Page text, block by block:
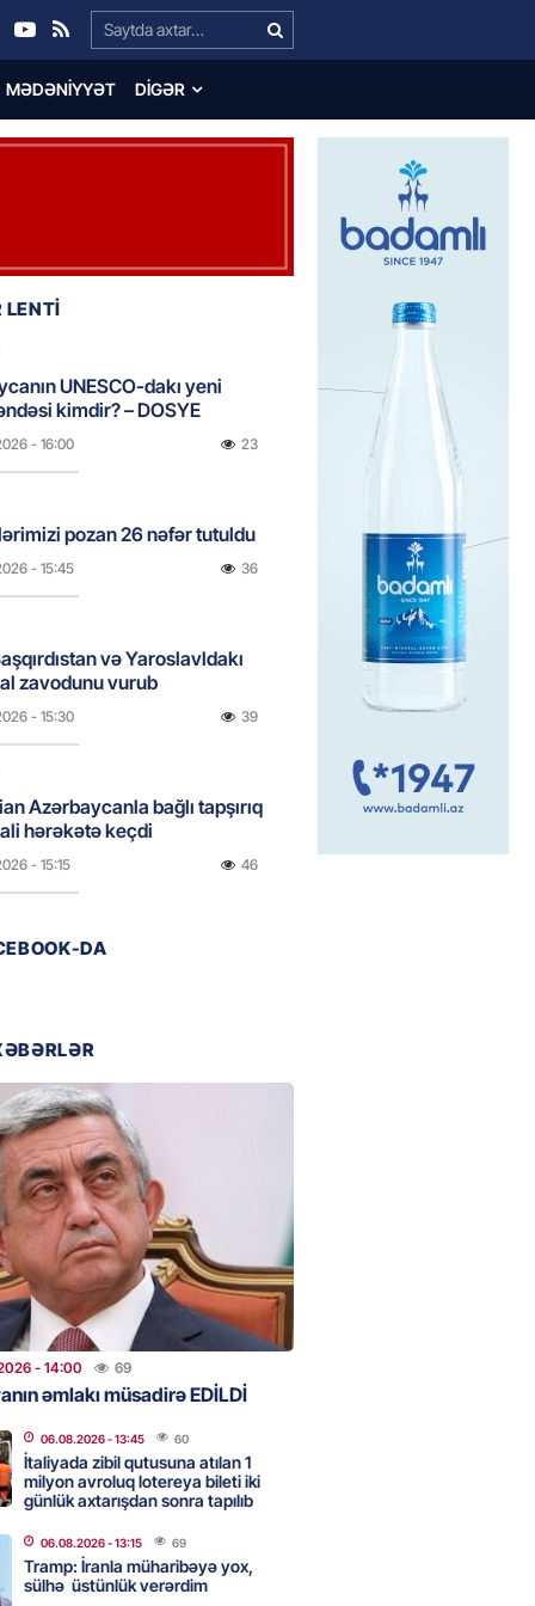
Search…
MƏDƏNIYYƏT DIGƏR
UNESCO-dakı yeni
kimdir? – DOSYE
- 16:00 23
pozan 26 nəfər tutuldu
- 15:45 36
və Yaroslavldakı
zavodunu vurub
- 15:30 39
Azərbaycanla bağlı tapşırıq
hərəkətə keçdi
- 15:15 46
kartını indi sifariş
sədr müavinini AZCON
- 15:00
Ukraynaya qaz tədarük
– Ceyhun Bayramov
- 14:45 50
- 14:30 55
dənizdə batan qardaşı tələbə
DA
- 14:00 69
əmlakı müsadirə EDİLDİ
06.08.2026- 13:45 60
İtaliyada zibil qutusuna atılan 1
milyon avroluq lotereya bileti iki
günlük axtarışdan sonra tapılıb
06.08.2026- 13:15 69
Tramp: İranla müharibəyə yox,
sülhə üstünlük verərdim